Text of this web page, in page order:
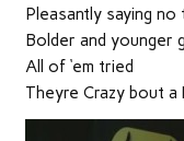
Pleasantly saying no
Bolder and younger
All of ‘em tried
Theyre Crazy bout a